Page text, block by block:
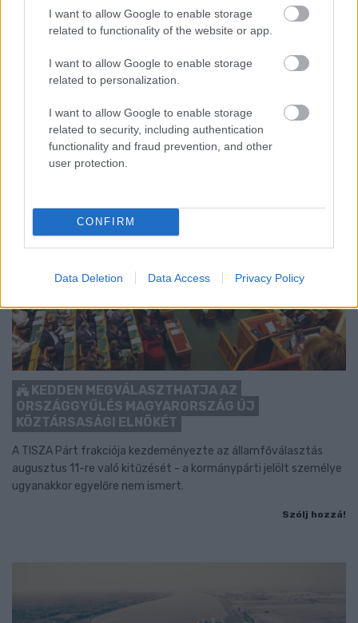
I want to allow Google to enable storage
related to functionality of the website or app.
I want to allow Google to enable storage
related to personalization.
I want to allow Google to enable storage
related to security, including authentication
functionality and fraud prevention, and other
user protection.
CONFIRM
Data Deletion Data Access Privacy Policy
- LETILTOTTA A GOOGLE A VÉDVONAL LEVELEZŐ
FIÓKJÁT
Nem vicc! A Fidesz maradéka tényleg egy ingyenes e-mail
szolgáltatást használt, hogy megvédje a Fidesz maradékát.
KEDDEN MEGVÁLASZTHATJA AZ
ORSZÁGGYŰLÉS MAGYARORSZÁG ÚJ
KÖZTÁRSASÁGI ELNÖKÉT
A TISZA Párt frakciója kezdeményezte az államfőválasztás
augusztus 11-re való kitűzését - a kormánypárti jelölt személye
ugyanakkor egyelőre nem ismert.
Szólj hozzá!